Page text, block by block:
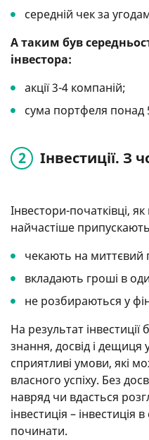
середній чек за
А таким був
інвестора:
акції 3-4 компаній;
сума портфеля понад
Інвестиції. З
Інвестори-початківці,
найчастіше
чекають на миттєвий
вкладають гроші в
не розбираються у
На результат
знання, досвід і дещиця
сприятливі умови, які
власного успіху. Без
навряд чи вдасться
інвестиція – інвестиція
починати.